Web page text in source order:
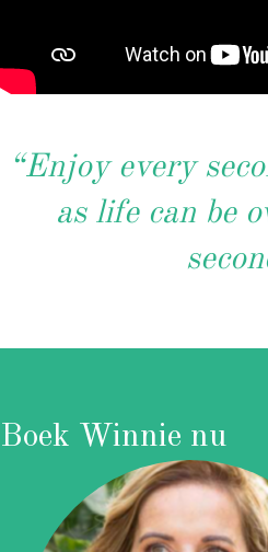
“Enjoy every
as life can be
Boek Winnie nu